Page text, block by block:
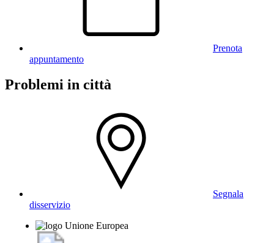
Prenota
appuntamento
Problemi in città
Segnala
disservizio